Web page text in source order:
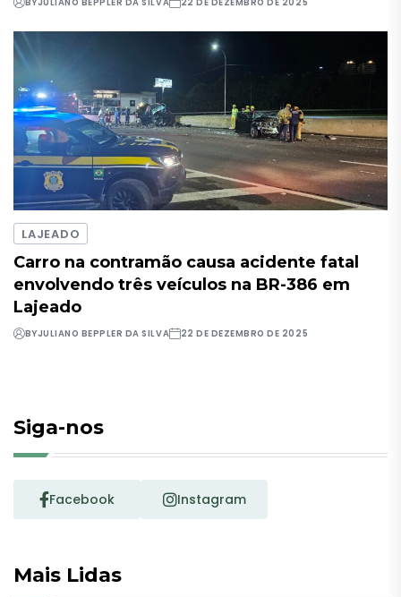
LAJEADO
Carro na contramão causa acidente fatal
envolvendo três veículos na BR-386 em
Lajeado
BYJULIANO BEPPLER DA SILVA 22 DE DEZEMBRO DE 2025
Siga-nos
Facebook Instagram
Mais Lidas